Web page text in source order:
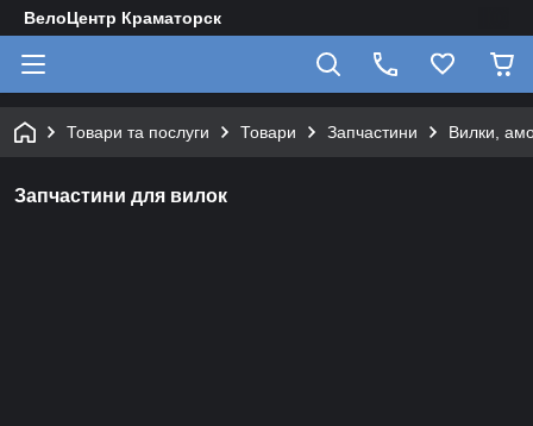
ВелоЦентр Краматорск
Товари та послуги Товари Запчастини Вилки,
Запчастини для вилок